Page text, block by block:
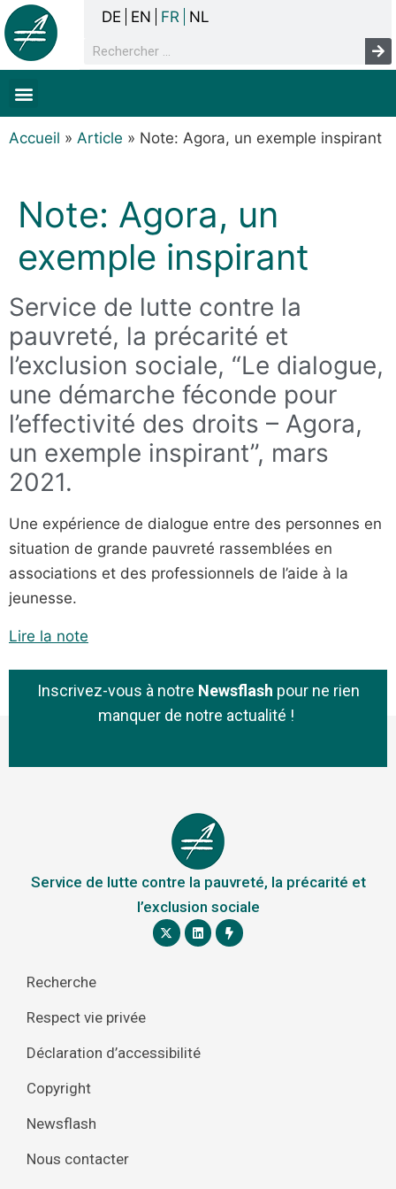
DE EN FR NL
Accueil » Article » Note: Agora, un exemple inspirant
Note: Agora, un
exemple inspirant
Service de lutte contre la
pauvreté, la précarité et
l’exclusion sociale, “Le dialogue,
une démarche féconde pour
l’effectivité des droits – Agora,
un exemple inspirant”, mars
2021.
Une expérience de dialogue entre des personnes en
situation de grande pauvreté rassemblées en
associations et des professionnels de l’aide à la
jeunesse.
Lire la note
Inscrivez-vous à notre Newsflash pour ne rien
manquer de notre actualité !
Service de lutte contre la pauvreté, la précarité et
l’exclusion sociale
Recherche
Respect vie privée
Déclaration d’accessibilité
Copyright
Newsflash
Nous contacter